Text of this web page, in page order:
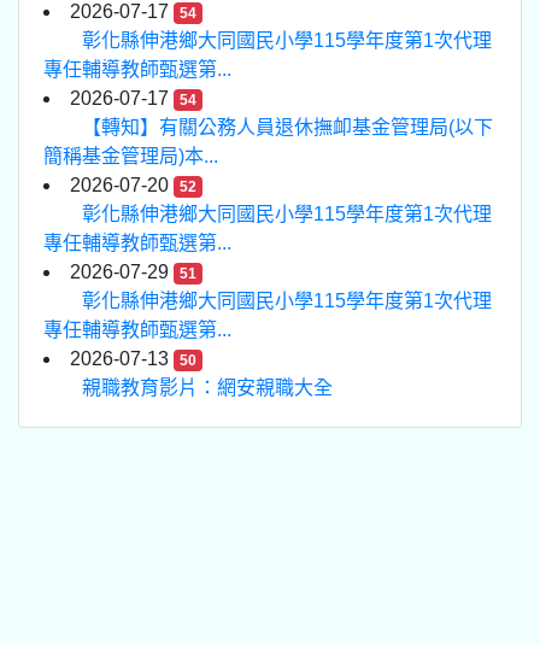
2026-07-17
54
彰化縣伸港鄉大同國民小學115學年度第1次代理
專任輔導教師甄選第...
2026-07-17
54
【轉知】有關公務人員退休撫卹基金管理局(以下
簡稱基金管理局)本...
2026-07-20
52
彰化縣伸港鄉大同國民小學115學年度第1次代理
專任輔導教師甄選第...
2026-07-29
51
彰化縣伸港鄉大同國民小學115學年度第1次代理
專任輔導教師甄選第...
2026-07-13
50
親職教育影片：網安親職大全